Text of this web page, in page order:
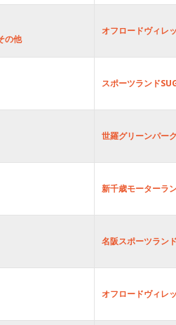
の他
オフロードヴィレ
スポーツランド
世羅グリーンパー
新千歳モーターラ
名阪スポーツラン
オフロードヴィレ